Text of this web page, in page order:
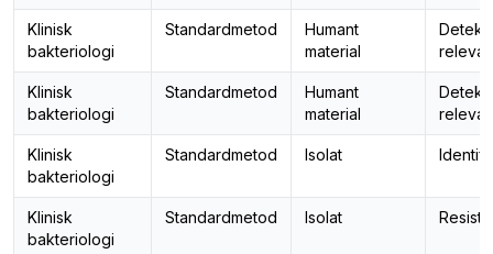
Klinisk
bakteriologi
Standardmetod
Humant
material
Klinisk
bakteriologi
Standardmetod
Humant
material
Klinisk
bakteriologi
Standardmetod Isolat
Klinisk
bakteriologi
Standardmetod Isolat